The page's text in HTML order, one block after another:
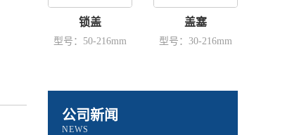
锁盖
型号：50-216mm
盖塞
型号：30-216mm
公司新闻
NEWS